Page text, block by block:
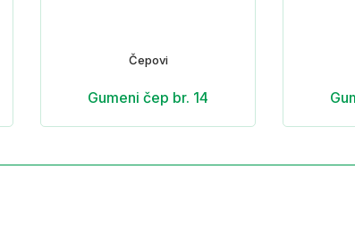
Čepovi
Gumeni čep br. 14